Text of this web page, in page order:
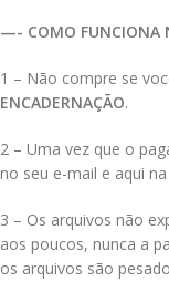
—- COMO FUNCIONA
1 – Não compre se
ENCADERNAÇÃO.
2 – Uma vez que o
no seu e-mail e aqui
3 – Os arquivos não
aos poucos, nunca a
os arquivos são